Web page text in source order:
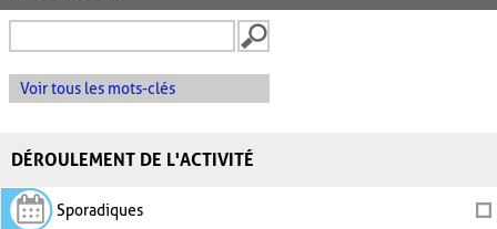
Voir tous les mots-clés
DÉROULEMENT DE L'ACTIVITÉ
Sporadiques